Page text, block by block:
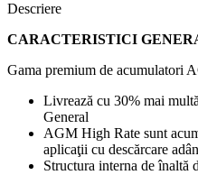
Descriere
CARACTERISTICI
Gama premium de acumulatori
Livrează cu 30% mai
General
AGM High Rate sunt
aplicaţii cu descărcare
Structura interna de înaltă